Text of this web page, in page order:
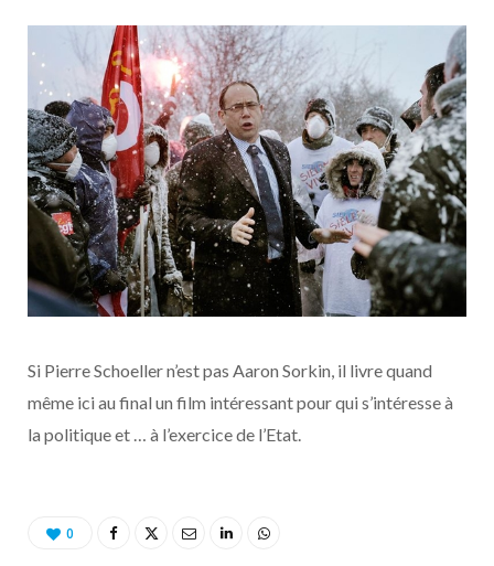
Si Pierre Schoeller n’est pas Aaron Sorkin, il livre quand
même ici au final un film intéressant pour qui s’intéresse à
la politique et … à l’exercice de l’Etat.
0